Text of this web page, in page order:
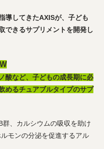
導してきたAXISが、子ども
できるサプリメントを開発し
酸など、子どもの成長期に必
めるチュアブルタイプのサプ
、カルシウムの吸収を助け
モンの分泌を促進するアル